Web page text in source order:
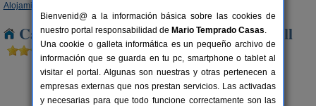
Alojamientos
Casas Rurales cerca de Segur de Calafell
Bienvenid@ a la información básica sobre las cookies de
nuestro portal responsabilidad de Mario Temprado Casas.
Una cookie o galleta informática es un pequeño archivo de
información que se guarda en tu pc, smartphone o tablet al
visitar el portal. Algunas son nuestras y otras pertenecen a
empresas externas que nos prestan servicios. Las activadas
y necesarias para que todo funcione correctamente son las